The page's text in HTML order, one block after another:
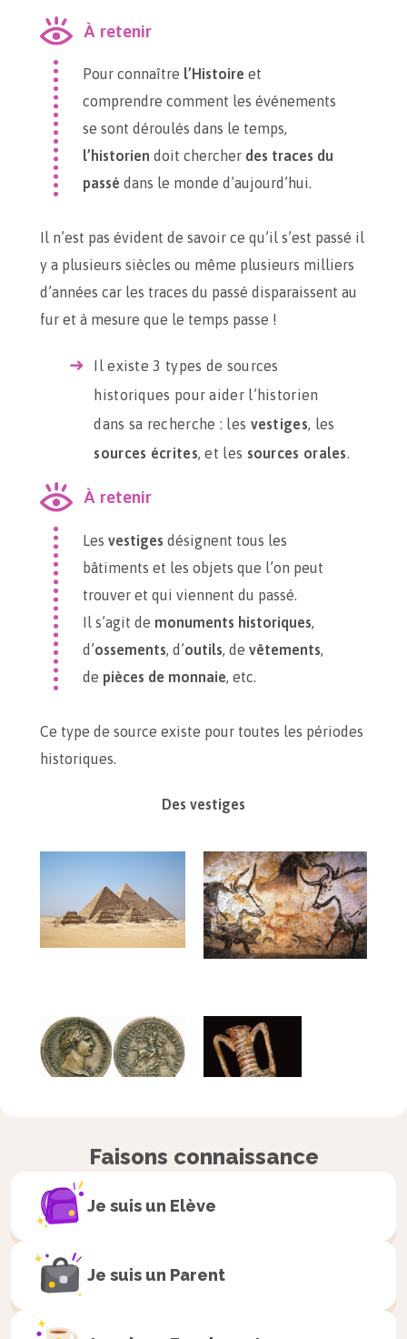
À retenir
Pour connaître l’Histoire et
comprendre comment les événements
se sont déroulés dans le temps,
l’historien doit chercher des traces du
passé dans le monde d’aujourd’hui.
Il n’est pas évident de savoir ce qu’il s’est passé il
y a plusieurs siècles ou même plusieurs milliers
d’années car les traces du passé disparaissent au
fur et à mesure que le temps passe !
Il existe 3 types de sources
historiques pour aider l’historien
dans sa recherche : les vestiges, les
sources écrites, et les sources orales.
À retenir
Les vestiges désignent tous les
bâtiments et les objets que l’on peut
trouver et qui viennent du passé.
Il s’agit de monuments historiques,
d’ossements, d’outils, de vêtements,
de pièces de monnaie, etc.
Ce type de source existe pour toutes les périodes
historiques.
Des vestiges
Faisons connaissance
Je suis un Elève
Je suis un Parent